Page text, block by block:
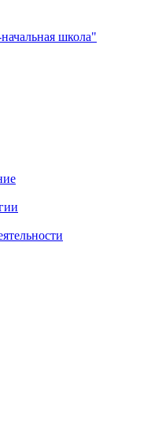
школа"